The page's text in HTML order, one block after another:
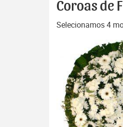
Coroas de
Selecionamos 4